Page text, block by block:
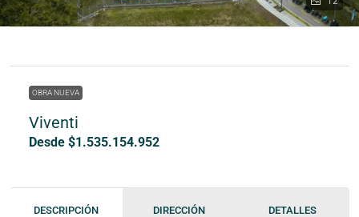
OBRA NUEVA
Viventi
Desde $1.535.154.952
DESCRIPCIÓN DIRECCIÓN DETALLES